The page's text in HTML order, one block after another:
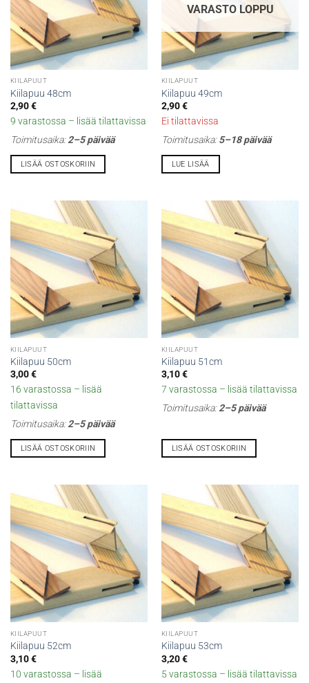
KIILAPUUT
Kiilapuu 48cm
2,90€
9 varastossa – lisää tilattavissa
Toimitusaika:2–5 päivää
LISÄÄ OSTOSKORIIN
VARASTO LOPPU
KIILAPUUT
Kiilapuu 49cm
2,90€
Ei tilattavissa
Toimitusaika:5–18 päivää
LUE LISÄÄ
KIILAPUUT
Kiilapuu 50cm
3,00€
16 varastossa – lisää
tilattavissa
Toimitusaika:2–5 päivää
LISÄÄ OSTOSKORIIN
KIILAPUUT
Kiilapuu 51cm
3,10€
7 varastossa – lisää tilattavissa
Toimitusaika:2–5 päivää
LISÄÄ OSTOSKORIIN
KIILAPUUT
Kiilapuu 52cm
3,10€
10 varastossa – lisää
KIILAPUUT
Kiilapuu 53cm
3,20€
5 varastossa – lisää tilattavissa